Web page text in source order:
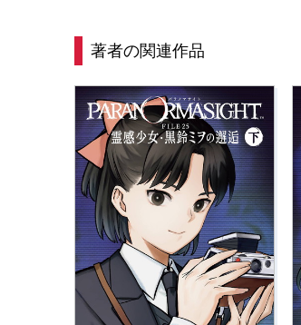
著者の関連作品